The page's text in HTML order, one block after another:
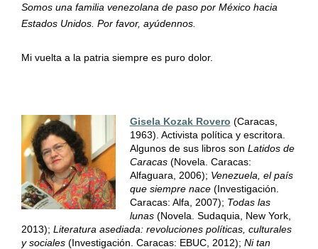
Somos una familia venezolana de paso por México hacia
Estados Unidos. Por favor, ayúdennos.
Mi vuelta a la patria siempre es puro dolor.
Gisela Kozak Rovero (Caracas,
1963). Activista política y escritora.
Algunos de sus libros son Latidos de
Caracas(Novela. Caracas:
Alfaguara, 2006); Venezuela, el país
que siempre nace (Investigación.
Caracas: Alfa, 2007); Todas las
lunas(Novela. Sudaquia, New York,
2013); Literatura asediada: revoluciones políticas, culturales
y sociales (Investigación. Caracas: EBUC, 2012); Ni tan